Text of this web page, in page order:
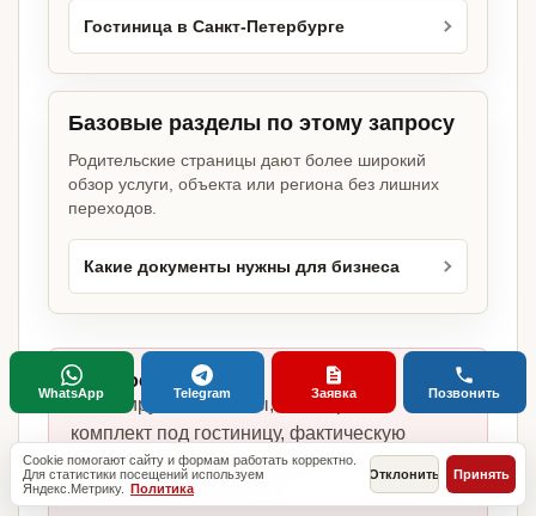
Гостиница в Санкт-Петербурге
Базовые разделы по этому запросу
Родительские страницы дают более широкий
обзор услуги, объекта или региона без лишних
переходов.
Какие документы нужны для бизнеса
Главное отличие:
не копируем шаблоны, а собираем
комплект под гостиницу, фактическую
модель работы, сотрудников, помещение
и требования по России.
Cookie помогают сайту и формам работать корректно.
Для статистики посещений используем
Яндекс.Метрику. Политика
Отклонить Принять
WhatsApp Telegram Заявка Позвонить